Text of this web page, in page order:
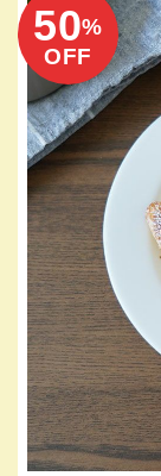
50%
OFF